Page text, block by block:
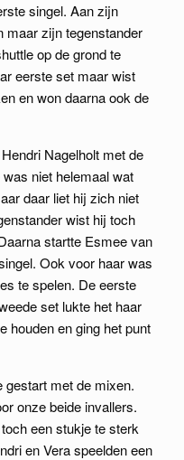
singel. Aan zijn
maar zijn tegenstander
op de grond te
eerste set maar wist
en won daarna ook de
Nagelholt met de
niet helemaal wat
daar liet hij zich niet
wist hij toch
startte Esmee van
Ook voor haar was
te spelen. De eerste
set lukte het haar
houden en ging het punt
gestart met de mixen.
onze beide invallers.
een stukje te sterk
en Vera speelden een